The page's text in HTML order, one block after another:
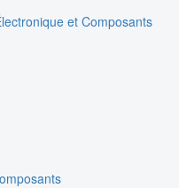
et Composants